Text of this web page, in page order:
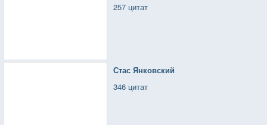
257 цитат
Стас Янковский
346 цитат